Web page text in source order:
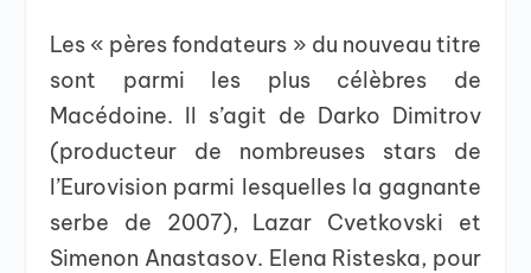
Les « pères fondateurs » du nouveau titre
sont parmi les plus célèbres de
Macédoine. Il s’agit de Darko Dimitrov
(producteur de nombreuses stars de
l’Eurovision parmi lesquelles la gagnante
serbe de 2007), Lazar Cvetkovski et
Simenon Anastasov. Elena Risteska, pour